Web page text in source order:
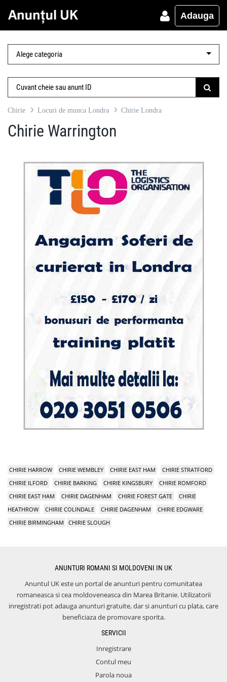
Adauga
Chirie Locuri de munca Londra Chirie Londra
Chirie Warrington
CHIRIE HARROW CHIRIE WEMBLEY CHIRIE EAST HAM
CHIRIE STRATFORD
CHIRIE ILFORD
CHIRIE BARKING CHIRIE KINGSBURY
CHIRIE ROMFORD
CHIRIE EAST HAM
CHIRIE DAGENHAM CHIRIE FOREST GATE
CHIRIE
HEATHROW
CHIRIE COLINDALE CHIRIE DAGENHAM
CHIRIE EDGWARE
CHIRIE BIRMINGHAM
CHIRIE SLOUGH
ANUNTURI ROMANI SI MOLDOVENI IN UK
Anuntul UK este un portal de anunturi pentru comunitatea
romaneasca si cea moldoveneasca din Marea Britanie. Utilizatorii
inregistrati pot adauga anunturi gratuite, dar si anunturi cu plata, care
beneficiaza de promovare sporita.
SERVICII
Inregistrare
Contul meu
Parola noua